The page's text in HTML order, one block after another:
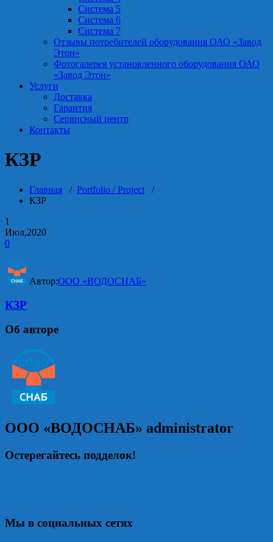
Система 5
Система 6
Система 7
Отзывы потребителей оборудования ОАО «Завод
Этон»
Фотогалерея установленного оборудования ОАО
«Завод Этон»
Услуги
Доставка
Гарантия
Сервисный центр
Контакты
КЗР
Главная / Portfolio / Project /
КЗР
1
Июл,2020
0
Автор:ООО «ВОДОСНАБ»
КЗР
Об авторе
ООО «ВОДОСНАБ» administrator
Остерегайтесь подделок!
Мы в социальных сетях